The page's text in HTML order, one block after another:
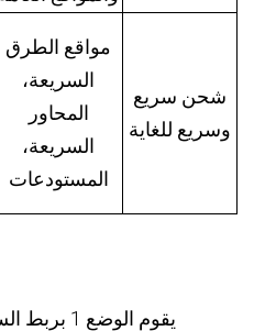
مواقع الطرق
السريعة،
المحاور
السريعة،
المستودعات
شحن سريع
وسريع للغاية
يقوم